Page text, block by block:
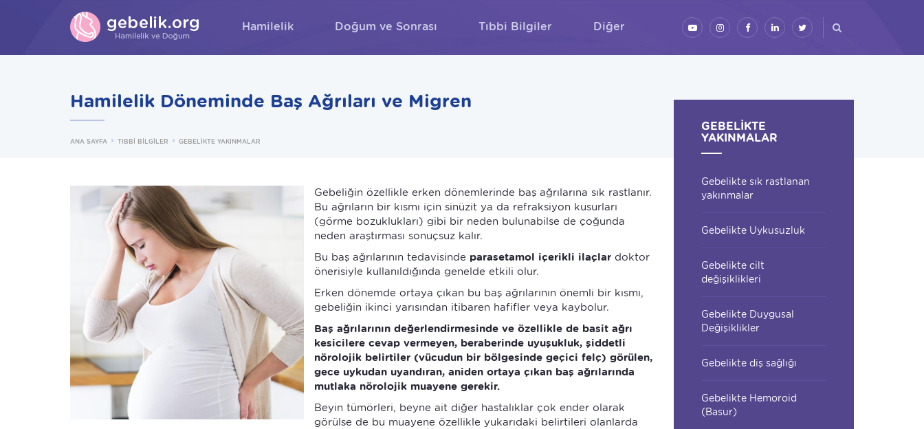
Hamilelik Doğum ve Sonrası Tıbbi Bilgiler Diğer
Hamilelik Döneminde Baş Ağrıları ve Migren
ANA SAYFA TIBBİ BİLGİLER GEBELİKTE YAKINMALAR
Gebeliğin özellikle erken dönemlerinde baş ağrılarına sık rastlanır.
Bu ağrıların bir kısmı için sinüzit ya da refraksiyon kusurları
(görme bozuklukları) gibi bir neden bulunabilse de çoğunda
neden araştırması sonuçsuz kalır.
Bu baş ağrılarının tedavisinde parasetamol içerikli ilaçlar doktor
önerisiyle kullanıldığında genelde etkili olur.
Erken dönemde ortaya çıkan bu baş ağrılarının önemli bir kısmı,
gebeliğin ikinci yarısından itibaren hafifler veya kaybolur.
Baş ağrılarının değerlendirmesinde ve özellikle de basit ağrı
kesicilere cevap vermeyen, beraberinde uyuşukluk, şiddetli
nörolojik belirtiler (vücudun bir bölgesinde geçici felç) görülen,
gece uykudan uyandıran, aniden ortaya çıkan baş ağrılarında
mutlaka nörolojik muayene gerekir.
Beyin tümörleri, beyne ait diğer hastalıklar çok ender olarak
görülse de bu muayene özellikle yukarıdaki belirtileri olanlarda
GEBELIKTE
YAKINMALAR
Gebelikte sık rastlanan
yakınmalar
Gebelikte Uykusuzluk
Gebelikte cilt
değişiklikleri
Gebelikte Duygusal
Değişiklikler
Gebelikte diş sağlığı
Gebelikte Hemoroid
(Basur)